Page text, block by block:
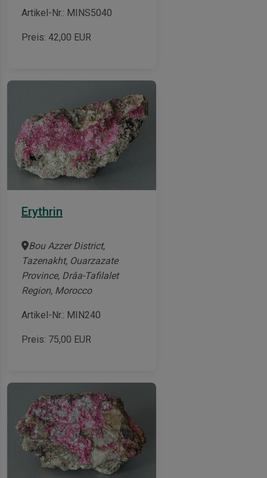
Artikel-Nr.: MINS5040
Preis: 42,00 EUR
Erythrin
Bou Azzer District,
Tazenakht, Ouarzazate
Province, Drâa-Tafilalet
Region, Morocco
Artikel-Nr.: MIN240
Preis: 75,00 EUR